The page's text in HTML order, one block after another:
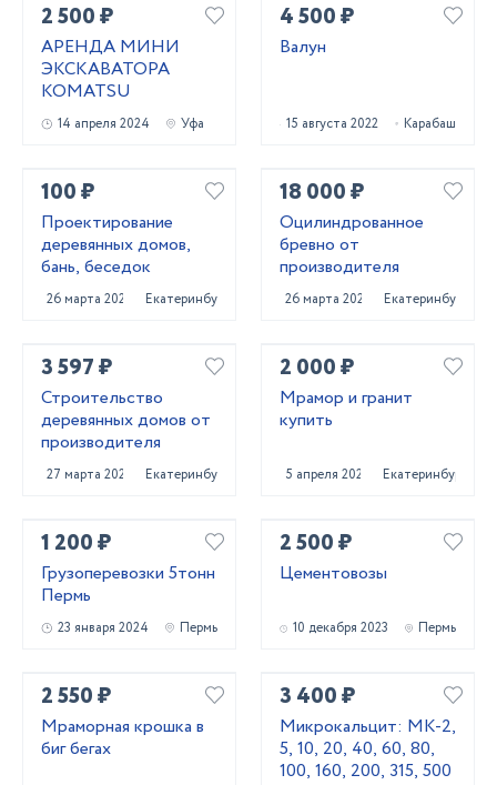
2 500 ₽
АРЕНДА МИНИ
ЭКСКАВАТОРА
KOMATSU
14 апреля 2024 Уфа
4 500 ₽
Валун
15 августа 2022 Карабаш
100 ₽
Проектирование
деревянных домов,
бань, беседок
26 марта 2022 Екатеринбург
18 000 ₽
Оцилиндрованное
бревно от
производителя
26 марта 2022 Екатеринбург
3 597 ₽
Строительство
деревянных домов от
производителя
27 марта 2022 Екатеринбург
2 000 ₽
Мрамор и гранит
купить
5 апреля 2022 Екатеринбург
1 200 ₽
Грузоперевозки 5тонн
Пермь
23 января 2024 Пермь
2 500 ₽
Цементовозы
10 декабря 2023 Пермь
2 550 ₽
Мраморная крошка в
биг бегах
3 400 ₽
Микрокальцит: МК-2,
5, 10, 20, 40, 60, 80,
100, 160, 200, 315, 500